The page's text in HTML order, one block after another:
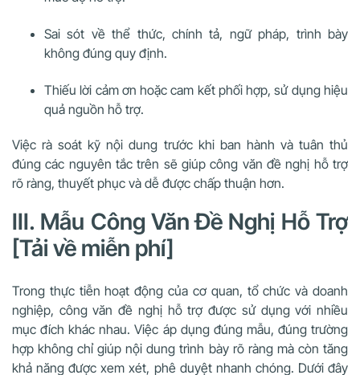
Sai sót về thể thức, chính tả, ngữ pháp, trình bày
không đúng quy định.
Thiếu lời cảm ơn hoặc cam kết phối hợp, sử dụng hiệu
quả nguồn hỗ trợ.
Việc rà soát kỹ nội dung trước khi ban hành và tuân thủ
đúng các nguyên tắc trên sẽ giúp công văn đề nghị hỗ trợ
rõ ràng, thuyết phục và dễ được chấp thuận hơn.
III. Mẫu Công Văn Đề Nghị Hỗ Trợ
[Tải về miễn phí]
Trong thực tiễn hoạt động của cơ quan, tổ chức và doanh
nghiệp, công văn đề nghị hỗ trợ được sử dụng với nhiều
mục đích khác nhau. Việc áp dụng đúng mẫu, đúng trường
hợp không chỉ giúp nội dung trình bày rõ ràng mà còn tăng
khả năng được xem xét, phê duyệt nhanh chóng. Dưới đây